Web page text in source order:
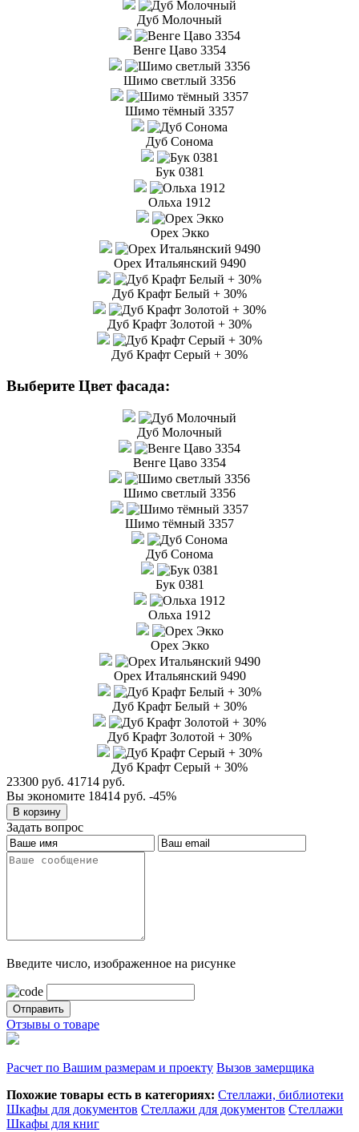
Дуб Молочный
Венге Цаво 3354
Шимо светлый 3356
Шимо тёмный 3357
Дуб Сонома
Бук 0381
Ольха 1912
Орех Экко
Орех Итальянский 9490
Дуб Крафт Белый + 30%
Дуб Крафт Золотой + 30%
Дуб Крафт Серый + 30%
Выберите Цвет фасада:
Дуб Молочный
Венге Цаво 3354
Шимо светлый 3356
Шимо тёмный 3357
Дуб Сонома
Бук 0381
Ольха 1912
Орех Экко
Орех Итальянский 9490
Дуб Крафт Белый + 30%
Дуб Крафт Золотой + 30%
Дуб Крафт Серый + 30%
23300 руб. 41714 руб.
Вы экономите 18414 руб. -45%
Задать вопрос
Введите число, изображенное на рисунке
Отзывы о товаре
Расчет по Вашим размерам и проекту Вызов замерщика
Похожие товары есть в категориях: Стеллажи, библиотеки
Шкафы для документов Стеллажи для документов Стеллажи
Шкафы для книг